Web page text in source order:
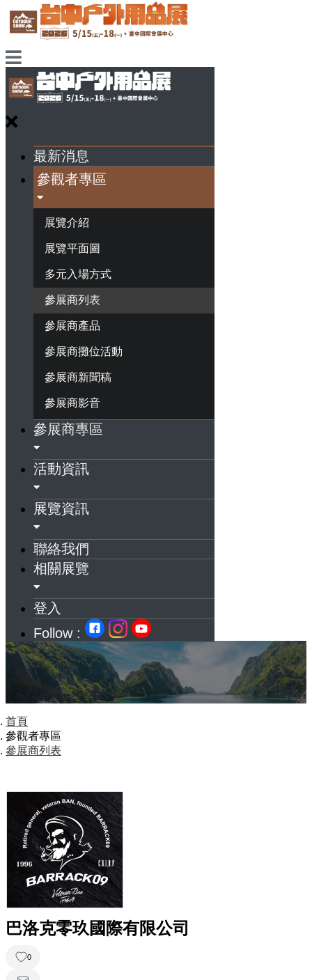
最新消息
參觀者專區
展覽介紹
展覽平面圖
多元入場方式
參展商列表
參展商產品
參展商攤位活動
參展商新聞稿
參展商影音
參展商專區
活動資訊
展覽資訊
聯絡我們
相關展覽
登入
Follow :
首頁
參觀者專區
參展商列表
巴洛克零玖國際有限公司
0